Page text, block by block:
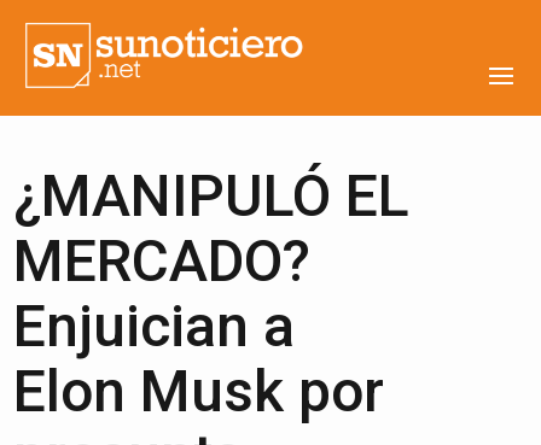
¿MANIPULÓ EL
MERCADO?
Enjuician a
Elon Musk por